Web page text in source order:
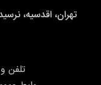
تلفن